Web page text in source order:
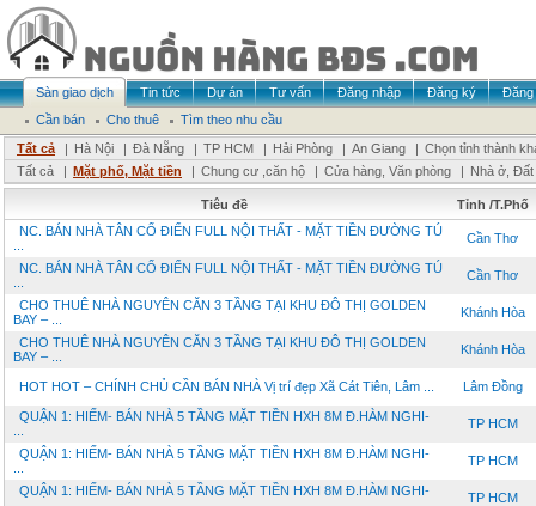
Sàn giao dịch Tin tức Dự án Tư vấn Đăng nhập Đăng ký
Đăng
Cần bán
Cho thuê
Tìm theo nhu cầu
Tất cả
| Hà Nội | Đà Nẵng | TP HCM | Hải Phòng | An Giang | Chọn tỉnh thành
Tất cả
| Mặt phố, Mặt tiền | Chung cư ,căn hộ | Cửa hàng, Văn phòng | Nhà ở,
Tiêu đề
Tỉnh /T.Phố
NC. BÁN NHÀ TÂN CỔ ĐIỂN FULL NỘI THẤT - MẶT TIỀN ĐƯỜNG TÚ
Cần Thơ
NC. BÁN NHÀ TÂN CỔ ĐIỂN FULL NỘI THẤT - MẶT TIỀN ĐƯỜNG TÚ
Cần Thơ
CHO THUÊ NHÀ NGUYÊN CĂN 3 TẦNG TẠI KHU ĐÔ THỊ GOLDEN
BAY – ...
Khánh Hòa
CHO THUÊ NHÀ NGUYÊN CĂN 3 TẦNG TẠI KHU ĐÔ THỊ GOLDEN
BAY – ...
Khánh Hòa
HOT HOT – CHÍNH CHỦ CẦN BÁN NHÀ Vị trí đẹp Xã Cát Tiên, Lâm ... Lâm Đồng
QUẬN 1: HIẾM- BÁN NHÀ 5 TẦNG MẶT TIỀN HXH 8M Đ.HÀM NGHI-
TP HCM
QUẬN 1: HIẾM- BÁN NHÀ 5 TẦNG MẶT TIỀN HXH 8M Đ.HÀM NGHI-
TP HCM
QUẬN 1: HIẾM- BÁN NHÀ 5 TẦNG MẶT TIỀN HXH 8M Đ.HÀM NGHI-
TP HCM